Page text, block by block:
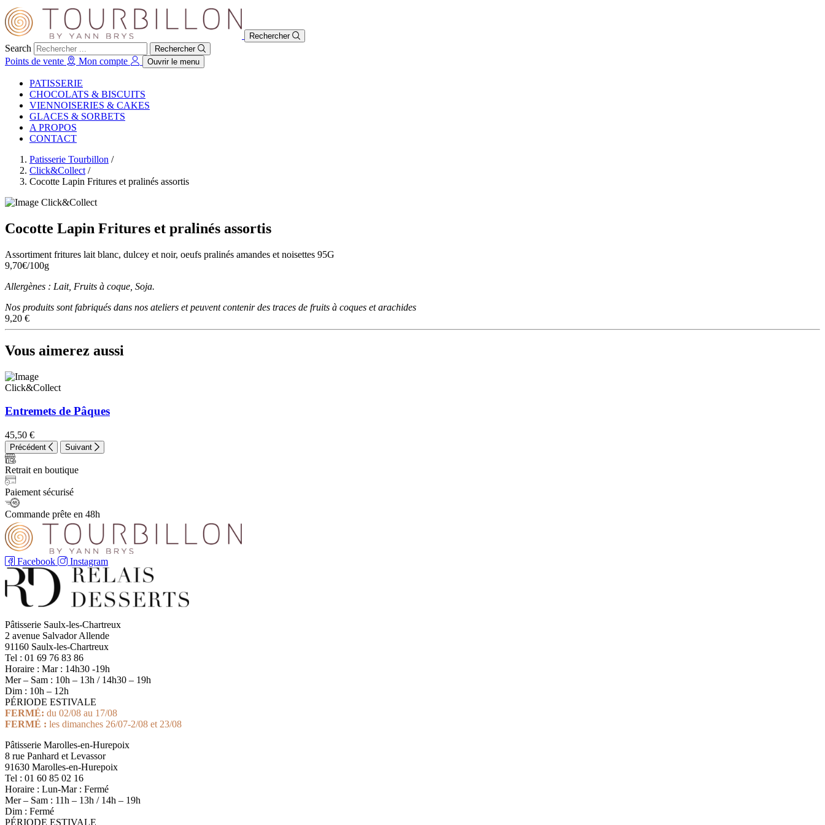
Rechercher
Search Rechercher
Points de vente Mon compte Ouvrir le menu
PATISSERIE
CHOCOLATS & BISCUITS
VIENNOISERIES & CAKES
GLACES & SORBETS
A PROPOS
CONTACT
Patisserie Tourbillon /
Click&Collect /
Cocotte Lapin Fritures et pralinés assortis
Click&Collect
Cocotte Lapin Fritures et pralinés assortis
Assortiment fritures lait blanc, dulcey et noir, oeufs pralinés amandes et noisettes 95G
9,70€/100g
Allergènes : Lait, Fruits à coque, Soja.
Nos produits sont fabriqués dans nos ateliers et peuvent contenir des traces de fruits à coques et arachides
9,20 €
Vous aimerez aussi
Click&Collect
Entremets de Pâques
45,50 €
Précédent Suivant
Retrait en boutique
Paiement sécurisé
Commande prête en 48h
Facebook Instagram
Pâtisserie Saulx-les-Chartreux
2 avenue Salvador Allende
91160 Saulx-les-Chartreux
Tel : 01 69 76 83 86
Horaire : Mar : 14h30 -19h
Mer – Sam : 10h – 13h / 14h30 – 19h
Dim : 10h – 12h
PÉRIODE ESTIVALE
FERMÉ: du 02/08 au 17/08
FERMÉ : les dimanches 26/07-2/08 et 23/08
Pâtisserie Marolles-en-Hurepoix
8 rue Panhard et Levassor
91630 Marolles-en-Hurepoix
Tel : 01 60 85 02 16
Horaire : Lun-Mar : Fermé
Mer – Sam : 11h – 13h / 14h – 19h
Dim : Fermé
PÉRIODE ESTIVALE